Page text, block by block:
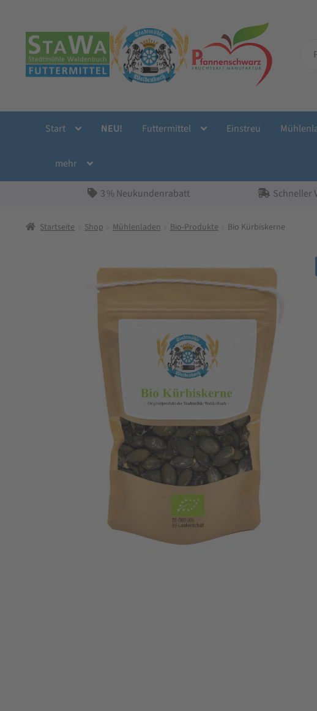
Navigation
springen
Inhalt
springen
Start NEU! Futtermittel Einstreu
mehr
3 % Neukundenrabatt Schneller
Startseite Shop Mühlenladen Bio-Produkte Bio Kürbiskerne